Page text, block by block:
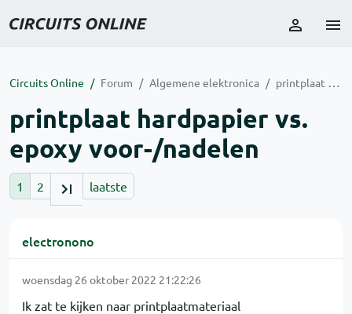
Circuits Online Forum Algemene elektronica printplaat hardpapier vs. epoxy voor-/nadelen
printplaat hardpapier vs.
epoxy voor-/nadelen
1 2 laatste
electronono
woensdag 26 oktober 2022 21:22:26
Ik zat te kijken naar printplaatmateriaal